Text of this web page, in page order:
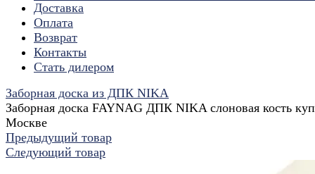
Доставка
Оплата
Возврат
Контакты
Стать дилером
Заборная доска из ДПК NIKA
Заборная доска FAYNAG ДПК NIKA слоновая кость
Москве
Предыдущий товар
Следующий товар